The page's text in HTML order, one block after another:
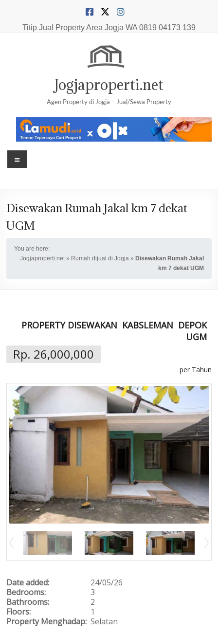
contentTitip Jual Property Area Jogja WA 0819 04173 139
Jogjaproperti.net
Agen Property di Jogja – Jual/Sewa Property
Menu
Disewakan Rumah Jakal km 7 dekat
UGM
You are here:
Jogjaproperti.net» Rumah dijual di Jogja » Disewakan Rumah Jakal
km 7 dekat UGM
DEPOK
KABSLEMAN
PROPERTY DISEWAKAN
UGM
Rp. 26,000,000
per Tahun
Date added:
24/05/26
Bedrooms:
3
Bathrooms:
2
Floors:
1
Property Menghadap: Selatan